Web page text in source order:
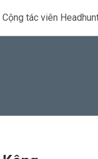
Cộng tác viên